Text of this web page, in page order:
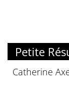
Petite
Catherine